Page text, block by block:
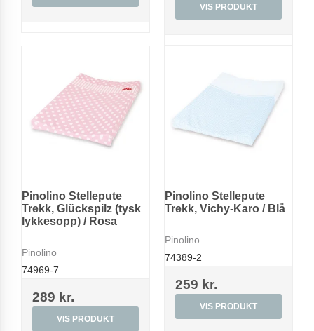
VIS PRODUKT
Pinolino Stellepute
Trekk, Glückspilz (tysk
lykkesopp) / Rosa
Pinolino
74969-7
289 kr.
VIS PRODUKT
Pinolino Stellepute
Trekk, Vichy-Karo / Blå
Pinolino
74389-2
259 kr.
VIS PRODUKT